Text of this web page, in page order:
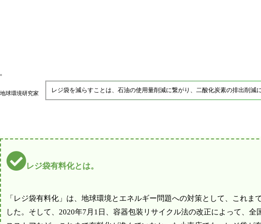
地球環境研究家 レジ袋を減らすことは、石油の使用量削減に繋がり、二酸化炭素の排出削減
レジ袋有料化とは。
「レジ袋有料化」は、地球環境とエネルギー問題への対策として、これ
した。そして、2020年7月1日、容器包装リサイクル法の改正によって、